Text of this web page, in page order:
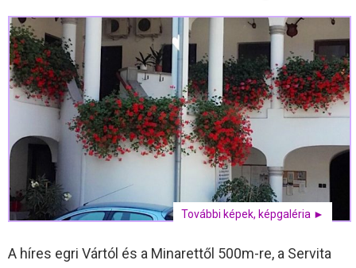
További képek, képgaléria ►
A híres egri Vártól és a Minarettől 500m-re, a Servita